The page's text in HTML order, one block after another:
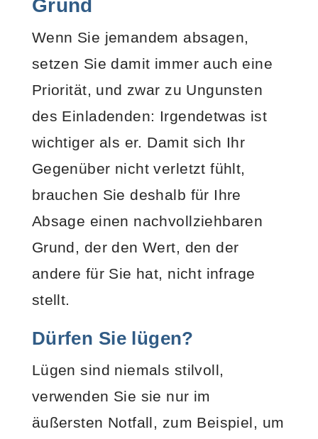
Grund
Wenn Sie jemandem absagen,
setzen Sie damit immer auch eine
Priorität, und zwar zu Ungunsten
des Einladenden: Irgendetwas ist
wichtiger als er. Damit sich Ihr
Gegenüber nicht verletzt fühlt,
brauchen Sie deshalb für Ihre
Absage einen nachvollziehbaren
Grund, der den Wert, den der
andere für Sie hat, nicht infrage
stellt.
Dürfen Sie lügen?
Lügen sind niemals stilvoll,
verwenden Sie sie nur im
äußersten Notfall, zum Beispiel, um